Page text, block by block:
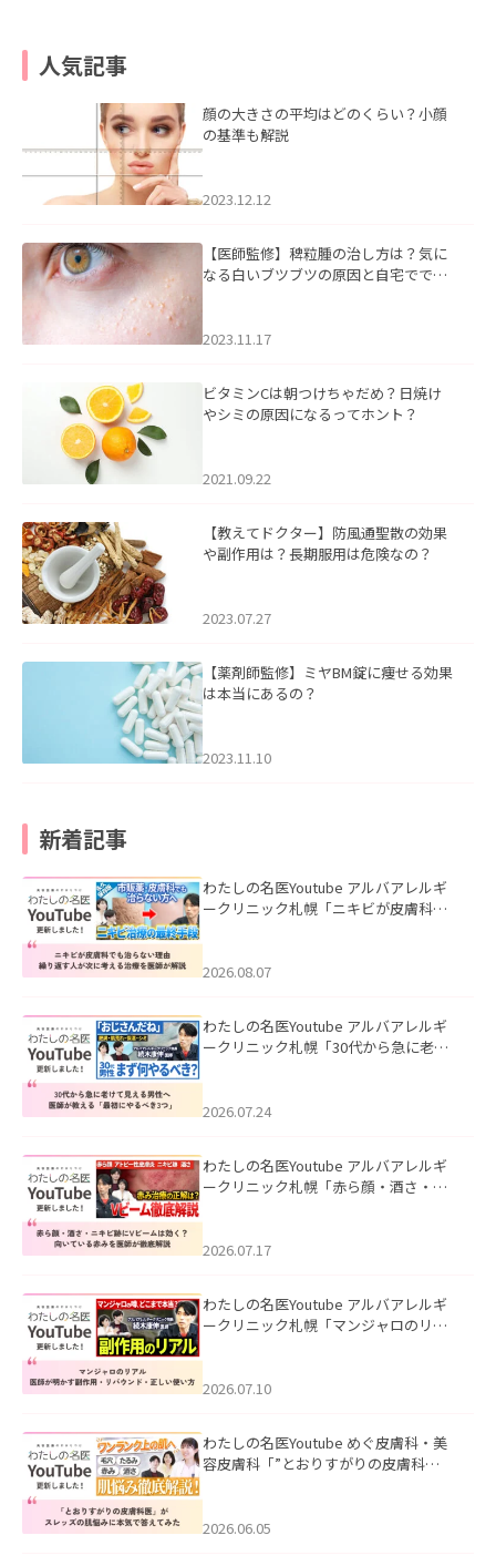
人気記事
顔の大きさの平均はどのくらい？小顔
の基準も解説
2023.12.12
【医師監修】稗粒腫の治し方は？気に
なる白いブツブツの原因と自宅ででき
2023.11.17
ビタミンCは朝つけちゃだめ？日焼け
やシミの原因になるってホント？
2021.09.22
【教えてドクター】防風通聖散の効果
や副作用は？長期服用は危険なの？
2023.07.27
【薬剤師監修】ミヤBM錠に痩せる効果
は本当にあるの？
2023.11.10
新着記事
わたしの名医Youtube アルバアレルギ
ークリニック札幌「ニキビが皮膚科で
ました。
2026.08.07
わたしの名医Youtube アルバアレルギ
ークリニック札幌「30代から急に老け
た。
2026.07.24
わたしの名医Youtube アルバアレルギ
ークリニック札幌「赤ら顔・酒さ・ニ
した。
2026.07.17
わたしの名医Youtube アルバアレルギ
ークリニック札幌「マンジャロのリア
た。
2026.07.10
わたしの名医Youtube めぐ皮膚科・美
容皮膚科「”とおりすがりの皮膚科
2026.06.05